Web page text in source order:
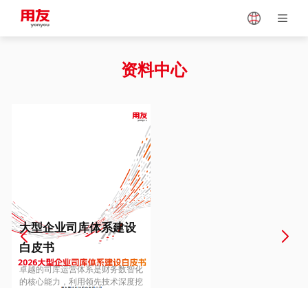
Vietnam
Europe
Hungary
资料中心
大型企业司库体系建设
白皮书
卓越的司库运营体系是财务数智化
的核心能力，利用领先技术深度挖